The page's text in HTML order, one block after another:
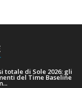
totale di Sole 2026: gli
del Time Baseline